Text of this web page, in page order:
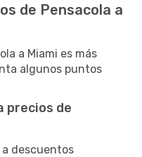
de Pensacola a
a Miami es más
algunos puntos
precios de
descuentos